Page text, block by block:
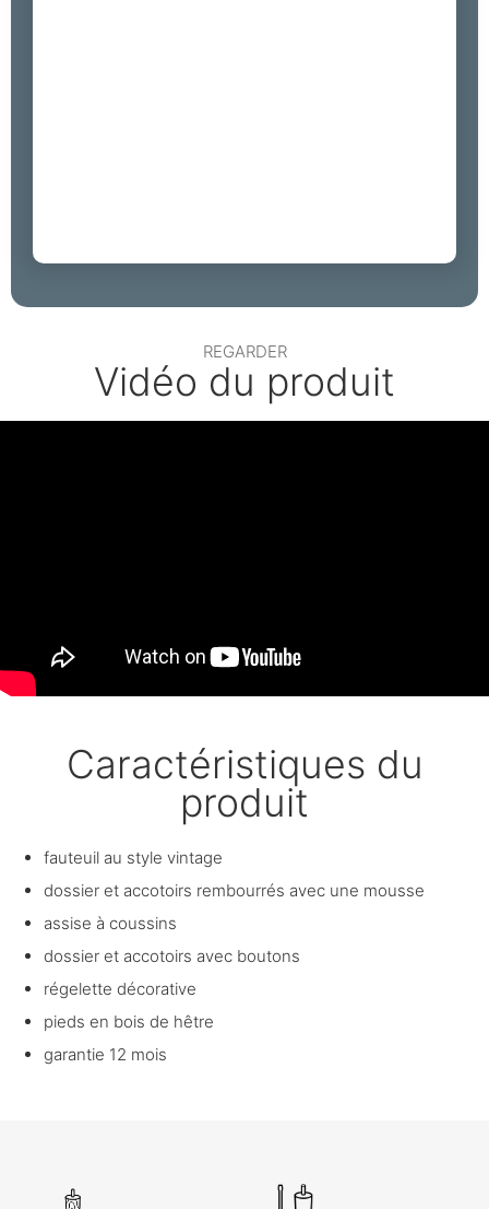
REGARDER
Vidéo du produit
Caractéristiques du
produit
fauteuil au style vintage
dossier et accotoirs rembourrés avec une mousse
assise à coussins
dossier et accotoirs avec boutons
régelette décorative
pieds en bois de hêtre
garantie 12 mois